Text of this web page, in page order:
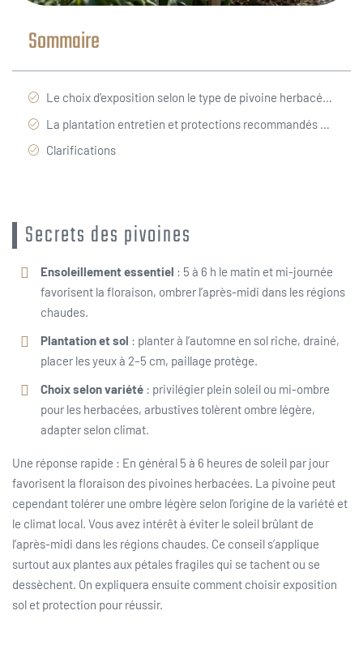
Sommaire
Le choix d’exposition selon le type de pivoine herbacée ou arbustive et le climat local
La plantation entretien et protections recommandés selon l’exposition le sol et la saison pour réussir
Clarifications
Secrets des pivoines
Ensoleillement essentiel : 5 à 6 h le matin et mi-journée
favorisent la floraison, ombrer l’après-midi dans les régions
chaudes.
Plantation et sol : planter à l’automne en sol riche, drainé,
placer les yeux à 2–5 cm, paillage protège.
Choix selon variété : privilégier plein soleil ou mi-ombre
pour les herbacées, arbustives tolèrent ombre légère,
adapter selon climat.
Une réponse rapide : En général 5 à 6 heures de soleil par jour
favorisent la floraison des pivoines herbacées. La pivoine peut
cependant tolérer une ombre légère selon l’origine de la variété et
le climat local. Vous avez intérêt à éviter le soleil brûlant de
l’après-midi dans les régions chaudes. Ce conseil s’applique
surtout aux plantes aux pétales fragiles qui se tachent ou se
dessèchent. On expliquera ensuite comment choisir exposition
sol et protection pour réussir.